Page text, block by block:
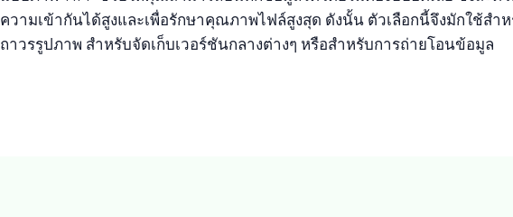
ความเข้ากันได้สูงและเพื่อรักษาคุณภาพไฟล์สูงสุด ดังนั้น ตัวเลือกนี้จึงมักใช้สำห
ถาวรรูปภาพ สำหรับจัดเก็บเวอร์ชันกลางต่างๆ หรือสำหรับการถ่ายโอนข้อมูล